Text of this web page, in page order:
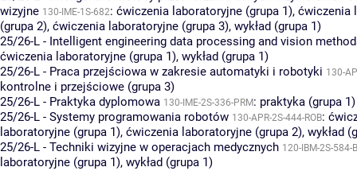
wizyjne 130-IME-1S-682: ćwiczenia laboratoryjne (grupa 1), ćwiczenia
(grupa 2), ćwiczenia laboratoryjne (grupa 3), wykład (grupa 1)
25/26-L - Intelligent engineering data processing and vision
ćwiczenia laboratoryjne (grupa 1), wykład (grupa 1)
25/26-L - Praca przejściowa w zakresie automatyki i robotyki 130-
kontrolne i przejściowe (grupa 3)
25/26-L - Praktyka dyplomowa 130-IME-2S-336-PRM: praktyka (grupa 1)
25/26-L - Systemy programowania robotów 130-APR-2S-444-ROB:
laboratoryjne (grupa 1), ćwiczenia laboratoryjne (grupa 2), wykład
25/26-L - Techniki wizyjne w operacjach medycznych 120-IBM-2S-584-
laboratoryjne (grupa 1), wykład (grupa 1)